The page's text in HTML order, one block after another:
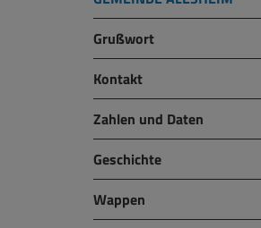
Grußwort
Kontakt
Zahlen und Daten
Geschichte
Wappen